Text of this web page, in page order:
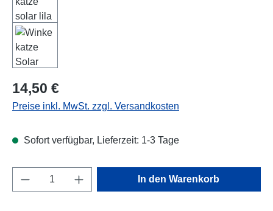
Regulärer Preis:
14,50 €
Preise inkl. MwSt. zzgl. Versandkosten
Sofort verfügbar, Lieferzeit: 1-3 Tage
Produkt Anzahl: Gib den gewünschten
In den Warenkorb